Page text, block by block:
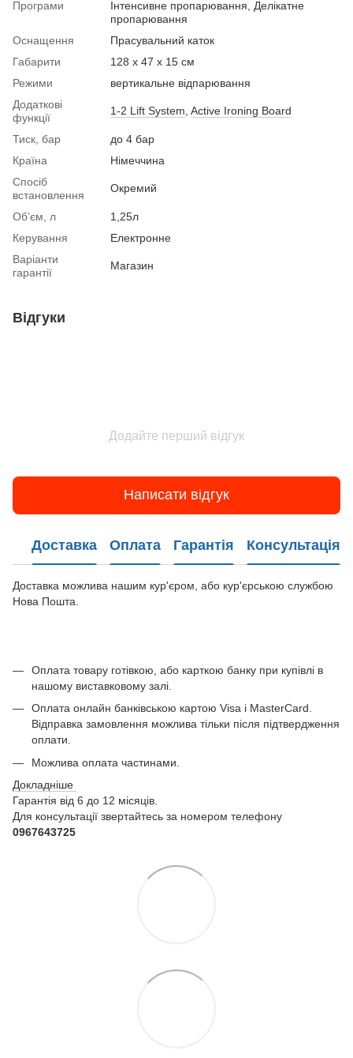
Програми
Інтенсивне пропарювання, Делікатне
пропарювання
Оснащення
Прасувальний каток
Габарити
128 х 47 х 15 см
Режими
вертикальне відпарювання
Додаткові
функції
1-2 Lift System Active Ironing Board
Тиск, бар
до 4 бар
Країна
Німеччина
Спосіб
встановлення
Окремий
Обʼєм, л
1,25л
Керування
Електронне
Варіанти
гарантії
Магазин
Відгуки
Додайте перший відгук
Написати відгук
Доставка Оплата Гарантія Консультація
Доставка можлива нашим кур'єром, або кур'єрською службою
Нова Пошта.
Оплата товару готівкою, або карткою банку при купівлі в
нашому виставковому залі.
Оплата онлайн банківською картою Visa і MasterCard.
Відправка замовлення можлива тільки після підтвердження
оплати.
Можлива оплата частинами.
Докладніше
Гарантія від 6 до 12 місяців.
Для консультації звертайтесь за номером телефону
0967643725